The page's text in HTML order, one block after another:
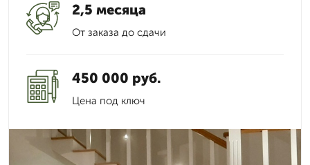
2,5 месяца
От заказа до сдачи
450 000 руб.
Цена под ключ